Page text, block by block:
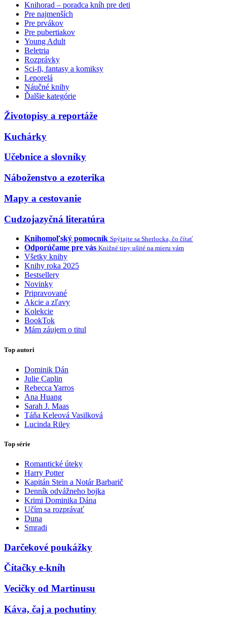
Knihorad – poradca kníh pre deti
Pre najmenších
Pre prvákov
Pre pubertiakov
Young Adult
Beletria
Rozprávky
Sci-fi, fantasy a komiksy
Leporelá
Náučné knihy
Ďalšie kategórie
Životopisy a reportáže
Kuchárky
Učebnice a slovníky
Náboženstvo a ezoterika
Mapy a cestovanie
Cudzojazyčná literatúra
Knihomoľský pomocník Spýtajte sa Sherlocka, čo čítať
Odporúčame pre vás Knižné tipy ušité na mieru vám
Všetky knihy
Knihy roka 2025
Bestsellery
Novinky
Pripravované
Akcie a zľavy
Kolekcie
BookTok
Mám záujem o titul
Top autori
Dominik Dán
Julie Caplin
Rebecca Yarros
Ana Huang
Sarah J. Maas
Táňa Keleová Vasilková
Lucinda Riley
Top série
Romantické úteky
Harry Potter
Kapitán Stein a Notár Barbarič
Denník odvážneho bojka
Krimi Dominika Dána
Učím sa rozprávať
Duna
Smradi
Darčekové poukážky
Čítačky e-kníh
Vecičky od Martinusu
Káva, čaj a pochutiny